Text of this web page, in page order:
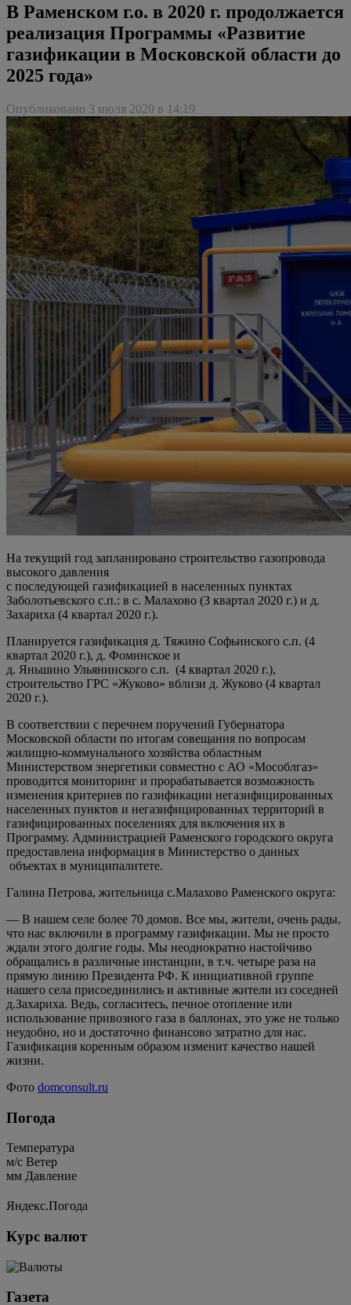
В Раменском г.о. в 2020 г. продолжается
реализация Программы «Развитие
газификации в Московской области до
2025 года»
Опубликовано 3 июля 2020 в 14:19
На текущий год запланировано строительство газопровода
высокого давления
с последующей газификацией в населенных пунктах
Заболотьевского с.п.: в с. Малахово (3 квартал 2020 г.) и д.
Захариха (4 квартал 2020 г.).
Планируется газификация д. Тяжино Софьинского с.п. (4
квартал 2020 г.), д. Фоминское и
д. Яньшино Ульянинского с.п. (4 квартал 2020 г.),
строительство ГРС «Жуково» вблизи д. Жуково (4 квартал
2020 г.).
В соответствии с перечнем поручений Губернатора
Московской области по итогам совещания по вопросам
жилищно-коммунального хозяйства областным
Министерством энергетики совместно с АО «Мособлгаз»
проводится мониторинг и прорабатывается возможность
изменения критериев по газификации негазифицированных
населенных пунктов и негазифицированных территорий в
газифицированных поселениях для включения их в
Программу. Администрацией Раменского городского округа
предоставлена информация в Министерство о данных
объектах в муниципалитете.
Галина Петрова, жительница с.Малахово Раменского округа:
— В нашем селе более 70 домов. Все мы, жители, очень рады,
что нас включили в программу газификации. Мы не просто
ждали этого долгие годы. Мы неоднократно настойчиво
обращались в различные инстанции, в т.ч. четыре раза на
прямую линию Президента РФ. К инициативной группе
нашего села присоединились и активные жители из соседней
д.Захариха. Ведь, согласитесь, печное отопление или
использование привозного газа в баллонах, это уже не только
неудобно, но и достаточно финансово затратно для нас.
Газификация коренным образом изменит качество нашей
жизни.
Фото domconsult.ru
Погода
Температура
м/c Ветер
мм Давление
Яндекс.Погода
Курс валют
Газета